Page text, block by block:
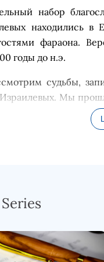
набор
находились в
фараона. В
годы до н.э.
судьбы, за
Израилевых. Мы
своё название,
отдельных колен
Я
что
Иосиф и Левий